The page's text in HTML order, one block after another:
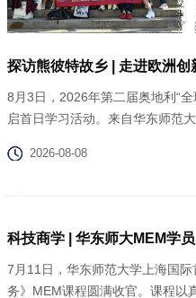
探访熊彼特故乡 | 走进欧洲
8月3日，2026年第二届奥地利“
启首日学习活动。来自华东师范大
2026-08-08
科技商学 | 华东师大MEM学
7月11日，华东师范大学上海国
务》MEM课程圆满收官。课程以